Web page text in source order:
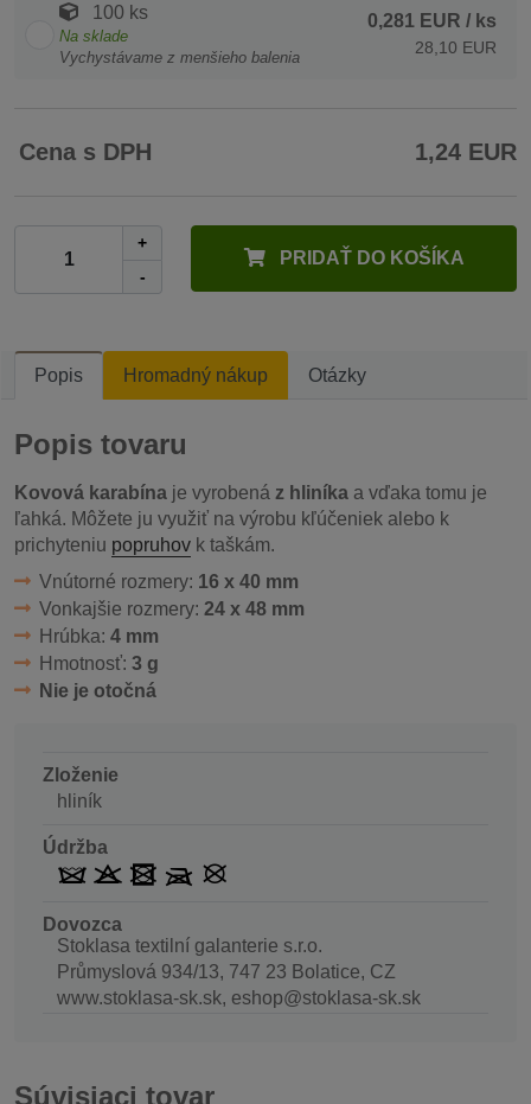
100 ks
Na sklade
Vychystávame z menšieho balenia
0,281 EUR / ks
28,10 EUR
Cena s DPH 1,24 EUR
+
-
PRIDAŤ DO KOŠÍKA
Popis Hromadný nákup Otázky
Popis tovaru
Kovová karabína je vyrobená z hliníka a vďaka tomu je
ľahká. Môžete ju využiť na výrobu kľúčeniek alebo k
prichyteniu popruhov k taškám.
Vnútorné rozmery: 16 x 40 mm
Vonkajšie rozmery: 24 x 48 mm
Hrúbka: 4 mm
Hmotnosť: 3 g
Nie je otočná
Zloženie
hliník
Údržba
Dovozca
Stoklasa textilní galanterie s.r.o.
Průmyslová 934/13, 747 23 Bolatice, CZ
www.stoklasa-sk.sk, eshop@stoklasa-sk.sk
Súvisiaci tovar